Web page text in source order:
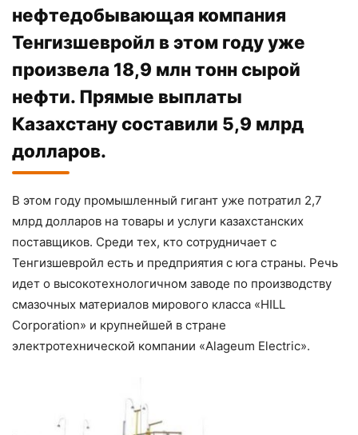
нефтедобывающая компания
Тенгизшевройл в этом году уже
произвела 18,9 млн тонн сырой
нефти. Прямые выплаты
Казахстану составили 5,9 млрд
долларов.
В этом году промышленный гигант уже потратил 2,7
млрд долларов на товары и услуги казахстанских
поставщиков. Среди тех, кто сотрудничает с
Тенгизшевройл есть и предприятия с юга страны. Речь
идет о высокотехнологичном заводе по производству
смазочных материалов мирового класса «HILL
Corporation» и крупнейшей в стране
электротехнической компании «Alageum Electric».